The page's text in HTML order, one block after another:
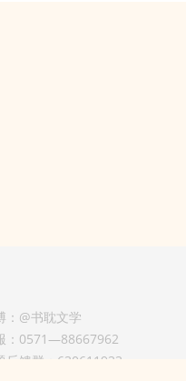
：@书耽文学
：0571—88667962
反馈群：630611933